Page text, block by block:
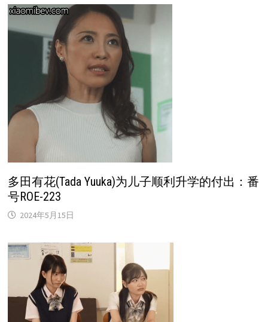
多田有花(Tada Yuuka)为儿子顺利升学的付出：番
号ROE-223
2024年5月15日